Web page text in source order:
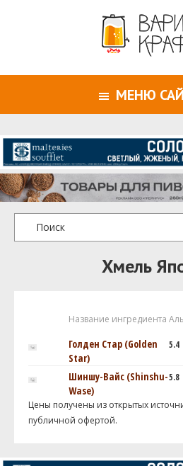
МЕНЮ
Хмель
Название ингредиента
Голден Стар (Golden
Star)
5.4
Шиншу-Вайс (Shinshu-
Wase)
5.8
Цены получены из открытых
публичной офертой.